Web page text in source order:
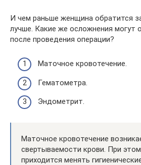
И чем раньше женщина обратится
лучше. Какие же осложнения могут
после проведения операции?
Маточное кровотечение.
Гематометра.
Эндометрит.
Маточное кровотечение
свертываемости крови. При
приходится менять